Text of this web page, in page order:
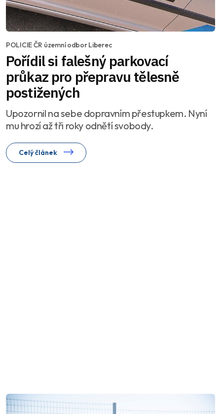
POLICIE ČR územní odbor Liberec
Pořídil si falešný parkovací
průkaz pro přepravu tělesně
postižených
Upozornil na sebe dopravním přestupkem. Nyní
mu hrozí až tři roky odnětí svobody.
Celý článek